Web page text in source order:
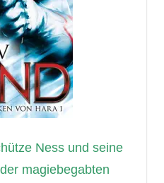
Ness und seine
magiebegabten